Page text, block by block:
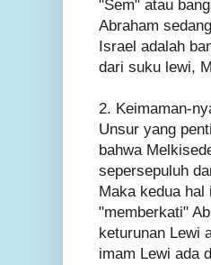
"Sem" atau
Abraham
Israel adalah
dari suku lewi,
2. Keimaman-
Unsur yang
bahwa
sepersepuluh
Maka kedua
"memberkati"
keturunan Lewi
imam Lewi ada